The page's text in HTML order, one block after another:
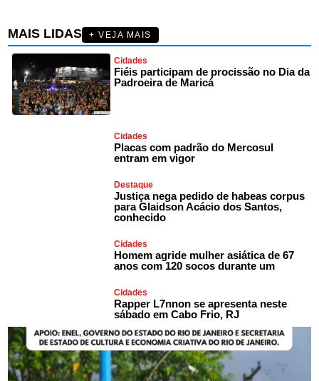
MAIS LIDAS + VEJA MAIS
Cidades
Fiéis participam de procissão no Dia da
Padroeira de Maricá
Cidades
Placas com padrão do Mercosul
entram em vigor
Destaque
Justiça nega pedido de habeas corpus
para Glaidson Acácio dos Santos,
conhecido
Cidades
Homem agride mulher asiática de 67
anos com 120 socos durante um
Cidades
Rapper L7nnon se apresenta neste
sábado em Cabo Frio, RJ